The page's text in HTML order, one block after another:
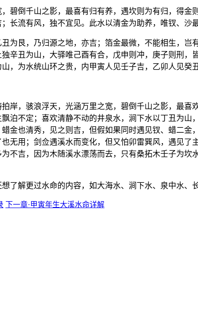
碧倒千山之影，最喜有归有养，遇坎则为有归，得
长流有风，独不宜见。此水以清金为助养，唯钗、沙
为艮，乃归源之地，亦吉；箔金最微，不能相生，
辛丑为山，大驿唯己酉有合，戊申则冲，庚子则刑
，为水统山环之贵，内甲寅人见壬子吉，乙卯人见癸
岸，骇浪浮天，光涵万里之宽，碧倒千山之影，最
泊不定；喜欢清静不动的井泉水，涧下水以丁丑为
金也清秀，见之则吉，但假如果同时遇见钗、蜡二
无用；剑佥遇溪水而变化，但又怕卯雷巽风，遇见
不吉，因为木随溪水漂荡而去，只有桑拓木壬子为
了解更过水命的内容，如大海水、涧下水、泉中水、
下一章·甲寅年生大溪水命详解